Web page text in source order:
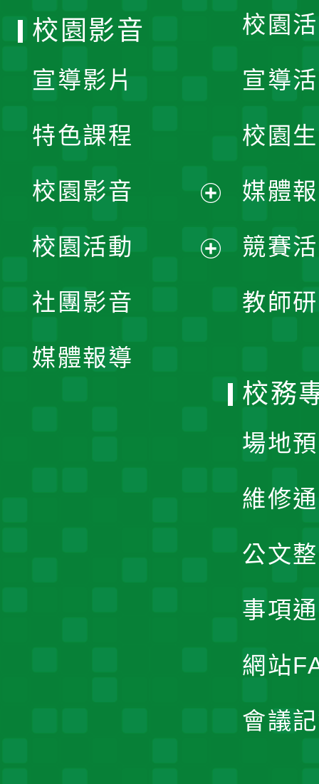
校園
宣導
校園
媒體
競賽
教師
校園影音
宣導影片
特色課程
校園影音
開
校園活動
社團影音
媒體報導
校務
場地
維修
公文
事項
網站
會議